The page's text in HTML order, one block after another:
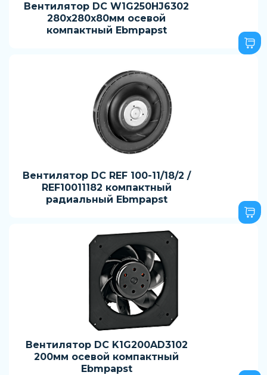
Вентилятор DC W1G250HJ6302
280x280x80мм осевой
компактный Ebmpapst
Вентилятор DC REF 100-11/18/2 /
REF10011182 компактный
радиальный Ebmpapst
Вентилятор DC K1G200AD3102
200мм осевой компактный
Ebmpapst